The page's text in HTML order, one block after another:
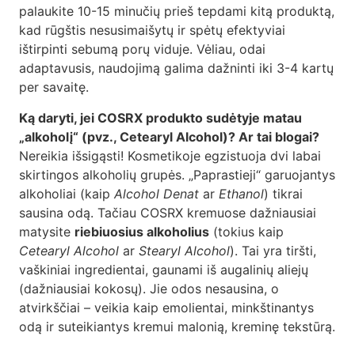
palaukite 10-15 minučių prieš tepdami kitą produktą,
kad rūgštis nesusimaišytų ir spėtų efektyviai
ištirpinti sebumą porų viduje. Vėliau, odai
adaptavusis, naudojimą galima dažninti iki 3-4 kartų
per savaitę.
Ką daryti, jei COSRX produkto sudėtyje matau
„alkoholį“ (pvz., Cetearyl Alcohol)? Ar tai blogai?
Nereikia išsigąsti! Kosmetikoje egzistuoja dvi labai
skirtingos alkoholių grupės. „Paprastieji“ garuojantys
alkoholiai (kaip Alcohol Denat ar Ethanol) tikrai
sausina odą. Tačiau COSRX kremuose dažniausiai
matysite riebiuosius alkoholius (tokius kaip
Cetearyl Alcohol ar Stearyl Alcohol). Tai yra tiršti,
vaškiniai ingredientai, gaunami iš augalinių aliejų
(dažniausiai kokosų). Jie odos nesausina, o
atvirkščiai – veikia kaip emolientai, minkštinantys
odą ir suteikiantys kremui malonią, kreminę tekstūrą.